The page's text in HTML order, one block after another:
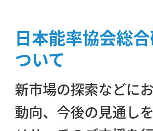
日本能率協会総
ついて
新市場の探索などに
動向、今後の見通し